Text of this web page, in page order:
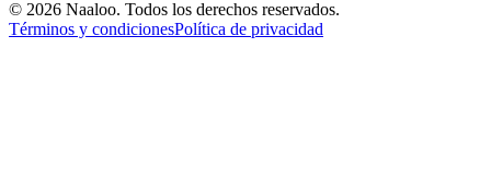
© 2026 Naaloo. Todos los derechos reservados.
Términos y condicionesPolítica de privacidad